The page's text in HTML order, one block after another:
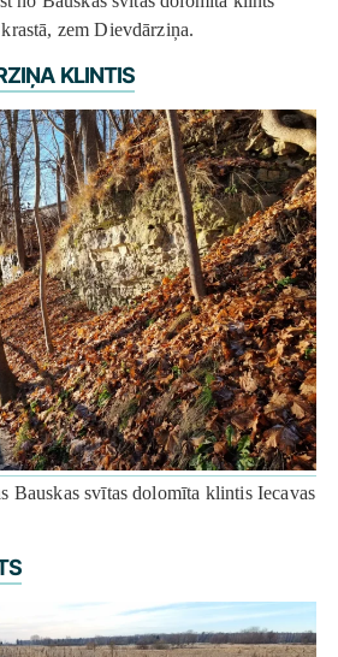
zem Dievdārziņa.
klintis
Bauskas svītas dolomīta klintis Iecavas